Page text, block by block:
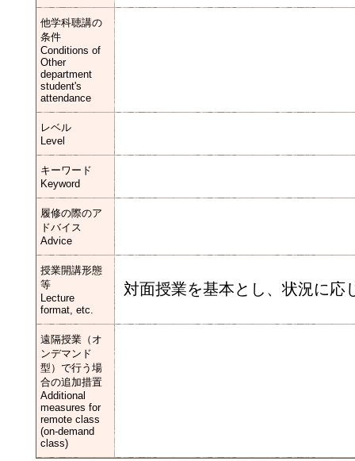
他学科聴講の
条件
Conditions of
Other
department
student's
attendance
レベル
Level
キーワード
Keyword
履修の際のア
ドバイス
Advice
授業開講形態
等
Lecture
format, etc.
対面授業を基本とし、状況に応
遠隔授業（オ
ンデマンド
型）で行う場
合の追加措置
Additional
measures for
remote class
(on-demand
class)